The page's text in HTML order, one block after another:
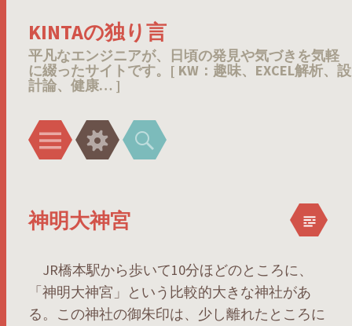
KINTAの独り言
平凡なエンジニアが、日頃の発見や気づきを気軽
に綴ったサイトです。[ KW：趣味、EXCEL解析、設
計論、健康… ]
メ
ニ
ウ
ィ
ッ
検
索
神明大神宮
JR橋本駅から歩いて10分ほどのところに、
「神明大神宮」という比較的大きな神社があ
る。この神社の御朱印は、少し離れたところに